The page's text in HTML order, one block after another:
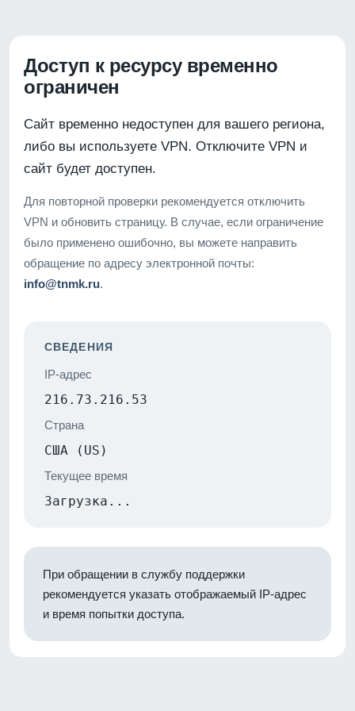
Доступ к ресурсу временно
ограничен
Сайт временно недоступен для вашего региона,
либо вы используете VPN. Отключите VPN и
сайт будет доступен.
Для повторной проверки рекомендуется отключить
VPN и обновить страницу. В случае, если ограничение
было применено ошибочно, вы можете направить
обращение по адресу электронной почты:
info@tnmk.ru.
СВЕДЕНИЯ
IP-адрес
216.73.216.53
Страна
США (US)
Текущее время
Загрузка...
При обращении в службу поддержки
рекомендуется указать отображаемый IP-адрес
и время попытки доступа.